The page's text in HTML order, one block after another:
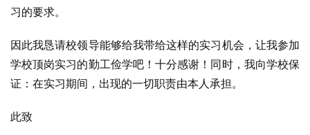
习的要求。
因此我恳请校领导能够给我带给这样的实习机会，让我参加
学校顶岗实习的勤工俭学吧！十分感谢！同时，我向学校保
证：在实习期间，出现的一切职责由本人承担。
此致